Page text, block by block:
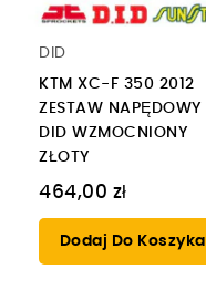
DID
KTM XC-F 350 2012
ZESTAW NAPĘDOWY
DID WZMOCNIONY
ZŁOTY
464,00 zł
Dodaj Do Koszyka